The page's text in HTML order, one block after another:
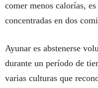
comer menos calorías,
concentradas en dos
Ayunar es abstenerse
durante un período de
varias culturas que